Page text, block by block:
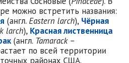
можно встретить названия:
(англ. Eastern larch), Чёрная
larch), Красная лиственница
(англ. Tamarack –
по всей территории
районах США.